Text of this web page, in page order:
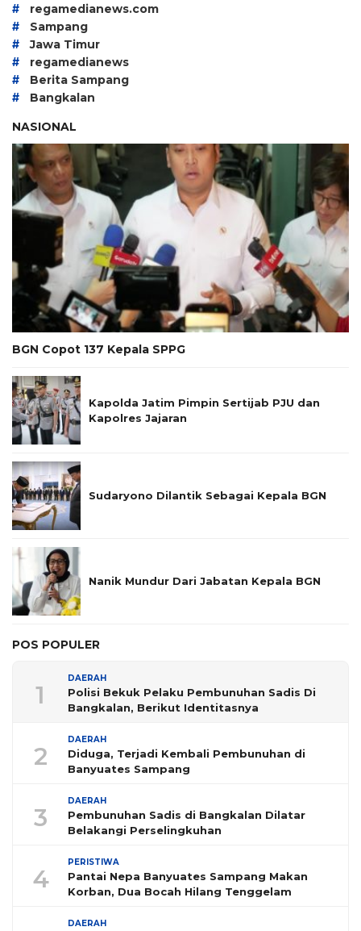
# regamedianews.com
# Sampang
# Jawa Timur
# regamedianews
# Berita Sampang
#
Bangkalan
NASIONAL
BGN Copot 137 Kepala SPPG
Kapolda Jatim Pimpin Sertijab PJU dan
Kapolres Jajaran
Sudaryono Dilantik Sebagai Kepala BGN
Nanik Mundur Dari Jabatan Kepala BGN
POS POPULER
1
DAERAH
Polisi Bekuk Pelaku Pembunuhan Sadis Di
Bangkalan, Berikut Identitasnya
2
DAERAH
Diduga, Terjadi Kembali Pembunuhan di
Banyuates Sampang
3
DAERAH
Pembunuhan Sadis di Bangkalan Dilatar
Belakangi Perselingkuhan
4
PERISTIWA
Pantai Nepa Banyuates Sampang Makan
Korban, Dua Bocah Hilang Tenggelam
DAERAH